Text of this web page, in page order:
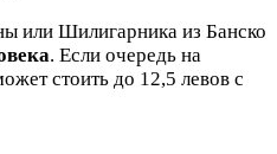
или Шилигарника из Банско
. Если очередь на
стоить до 12,5 левов с